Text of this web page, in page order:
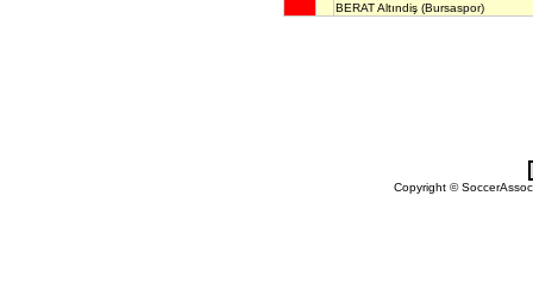
BERAT Altındiş (Bursaspor)
Copyright ©